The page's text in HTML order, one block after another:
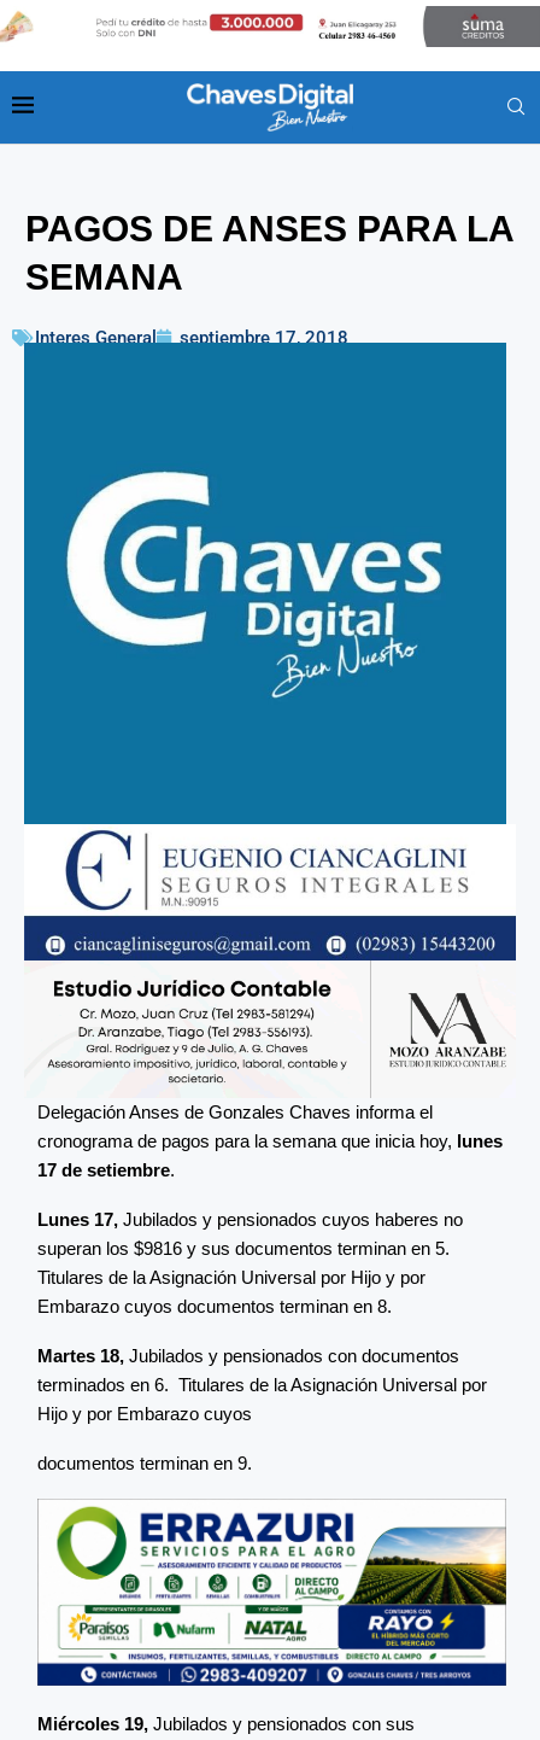
PAGOS DE ANSES PARA LA
SEMANA
Interes General septiembre 17, 2018
Delegación Anses de Gonzales Chaves informa el
cronograma de pagos para la semana que inicia hoy, lunes
17 de setiembre.
Lunes 17, Jubilados y pensionados cuyos haberes no
superan los $9816 y sus documentos terminan en 5.
Titulares de la Asignación Universal por Hijo y por
Embarazo cuyos documentos terminan en 8.
Martes 18, Jubilados y pensionados con documentos
terminados en 6. Titulares de la Asignación Universal por
Hijo y por Embarazo cuyos
documentos terminan en 9.
Miércoles 19, Jubilados y pensionados con sus